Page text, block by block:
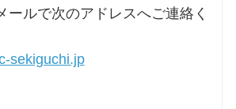
ールで次のアドレスへご連絡く
sekiguchi.jp